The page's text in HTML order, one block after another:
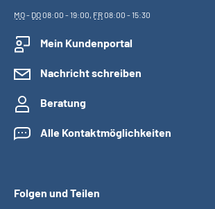
MO- DO08:00 - 19:00, FR08:00 - 15:30
Mein Kundenportal
Nachricht schreiben
Beratung
Alle Kontaktmöglichkeiten
Folgen und Teilen